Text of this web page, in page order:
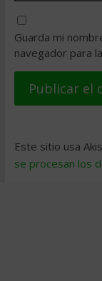
Guarda mi
navegador para
Este sitio usa
se procesan los